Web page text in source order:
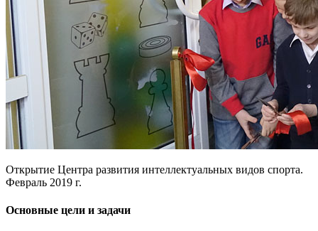
Открытие Центра развития интеллектуальных видов спорта.
Февраль 2019 г.
Основные цели и задачи